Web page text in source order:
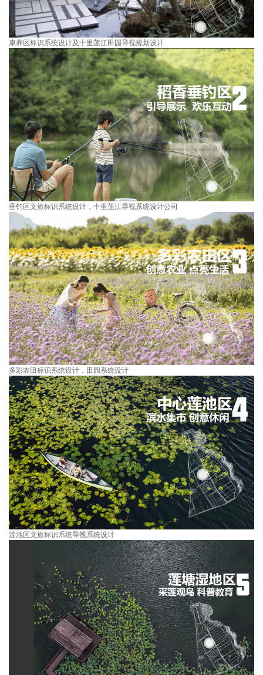
康养区标识系统设计及十里莲江田园导视规划设计
垂钓区文旅标识系统设计，十里莲江导视系统设计公司
多彩农田标识系统设计，田园系统设计
莲池区文旅标识系统导视系统设计